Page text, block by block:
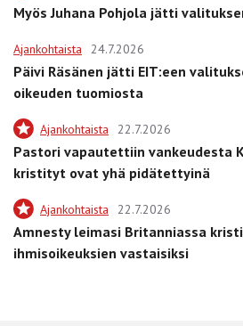
Myös Juhana Pohjola jätti
Ajankohtaista 24.7.2026
Päivi Räsänen jätti EIT:een
oikeuden tuomiosta
Ajankohtaista 22.7.2026
Pastori vapautettiin vankeudesta
kristityt ovat yhä pidätettyinä
Ajankohtaista 22.7.2026
Amnesty leimasi Britanniassa
ihmisoikeuksien vastaisiksi